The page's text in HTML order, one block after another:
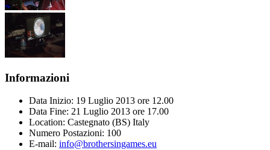
Informazioni
Data Inizio: 19 Luglio 2013 ore 12.00
Data Fine: 21 Luglio 2013 ore 17.00
Location: Castegnato (BS) Italy
Numero Postazioni: 100
E-mail: info@brothersingames.eu